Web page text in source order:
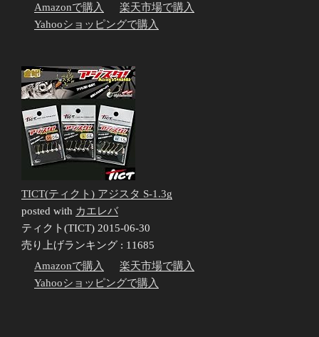
Amazonで購入
楽天市場で購入
Yahooショッピングで購入
TICT(ティクト) アジスタ S-1.3g
posted with カエレバ
ティクト(TICT) 2015-06-30
売り上げランキング : 11685
Amazonで購入
楽天市場で購入
Yahooショッピングで購入